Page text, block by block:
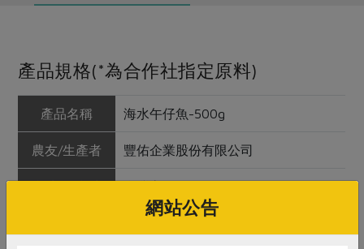
產品規格(*為合作社指定原料)
產品名稱 海水午仔魚-500g
農友/生產者 豐佑企業股份有限公司
網站公告